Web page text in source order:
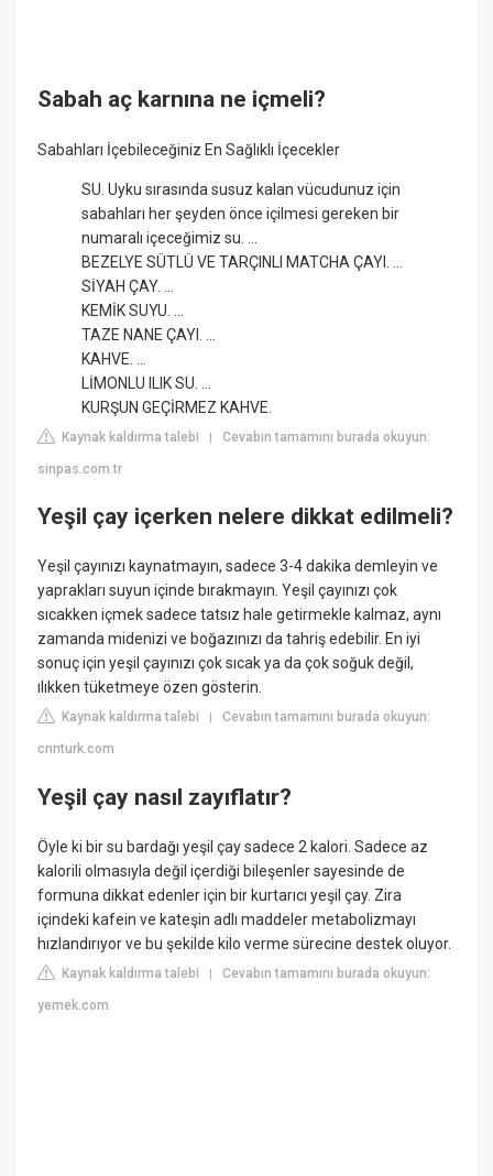
Sabah aç karnına ne içmeli?
Sabahları İçebileceğiniz En Sağlıklı İçecekler
SU. Uyku sırasında susuz kalan vücudunuz için
sabahları her şeyden önce içilmesi gereken bir
numaralı içeceğimiz su. ...
BEZELYE SÜTLÜ VE TARÇINLI MATCHA ÇAYI. ...
SİYAH ÇAY. ...
KEMİK SUYU. ...
TAZE NANE ÇAYI. ...
KAHVE. ...
LİMONLU ILIK SU. ...
KURŞUN GEÇİRMEZ KAHVE.
Kaynak kaldırma talebi |Cevabın tamamını burada okuyun:
sinpas.com.tr
Yeşil çay içerken nelere dikkat edilmeli?
Yeşil çayınızı kaynatmayın, sadece 3-4 dakika demleyin ve
yaprakları suyun içinde bırakmayın. Yeşil çayınızı çok
sıcakken içmek sadece tatsız hale getirmekle kalmaz, aynı
zamanda midenizi ve boğazınızı da tahriş edebilir. En iyi
sonuç için yeşil çayınızı çok sıcak ya da çok soğuk değil,
ılıkken tüketmeye özen gösterin.
Kaynak kaldırma talebi |Cevabın tamamını burada okuyun:
cnnturk.com
Yeşil çay nasıl zayıflatır?
Öyle ki bir su bardağı yeşil çay sadece 2 kalori. Sadece az
kalorili olmasıyla değil içerdiği bileşenler sayesinde de
formuna dikkat edenler için bir kurtarıcı yeşil çay. Zira
içindeki kafein ve kateşin adlı maddeler metabolizmayı
hızlandırıyor ve bu şekilde kilo verme sürecine destek oluyor.
Kaynak kaldırma talebi |Cevabın tamamını burada okuyun:
yemek.com